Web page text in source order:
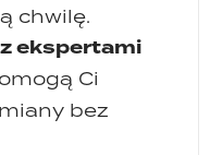
chwilę.
ekspertami
Ci
bez